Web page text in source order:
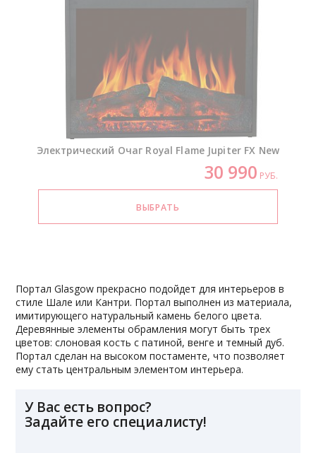
Электрический Очаг Royal Flame Jupiter FX New
30 990 РУБ.
Портал Glasgow прекрасно подойдет для интерьеров в
стиле Шале или Кантри. Портал выполнен из материала,
имитирующего натуральный камень белого цвета.
Деревянные элементы обрамления могут быть трех
цветов: слоновая кость с патиной, венге и темный дуб.
Портал сделан на высоком постаменте, что позволяет
ему стать центральным элементом интерьера.
У Вас есть вопрос?
Задайте его специалисту!